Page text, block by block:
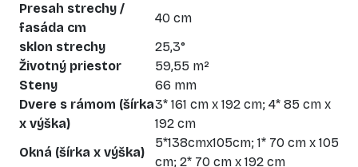
Presah strechy /
fasáda cm
40 cm
sklon strechy
25,3°
Životný priestor
59,55 m²
Steny
66 mm
Dvere s rámom (šírka
x výška)
3* 161 cm x 192 cm; 4* 85 cm x
192 cm
Okná (šírka x výška)
5*138cmx105cm; 1* 70 cm x 105
cm; 2* 70 cm x 192 cm